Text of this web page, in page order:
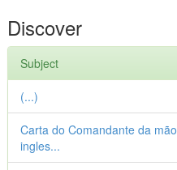
Discover
Subject
(...)
Carta do Comandante da mão
ingles...